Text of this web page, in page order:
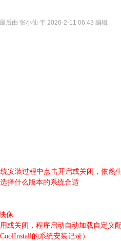
后由 张小仙 于 2026-2-11 06:43 编辑
安装过程中点击开启或关闭，依然
择什么版本的系统合适
像
或关闭，程序启动自动加载自定义
的系统安装记录）